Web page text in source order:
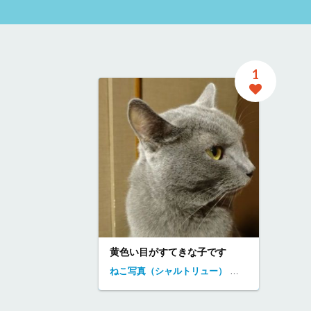
1
黄色い目がすてきな子です
ねこ写真（シャルトリュー） シャルトリュー